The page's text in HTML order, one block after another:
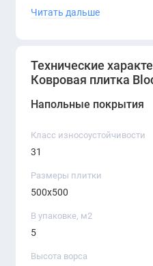
Betap Vienna 7785
которые легко
интерьер. Ее
поверхность
визуальную
Износостойкость
Плитка
долговечность и
Читать дальше
Технические
Ковровая плитка
Напольные покрытия
Класс износоустойчивости
31
Размеры плитки
500х500
В упаковке, м2
5
Высота ворса